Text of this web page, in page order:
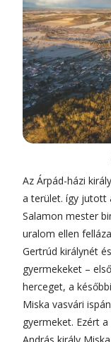
Az Árpád-házi
a terület. így jutott
Salamon mester
uralom ellen
Gertrúd királynét
gyermekeket –
herceget, a
Miska vasvári
gyermeket. Ezért
András király